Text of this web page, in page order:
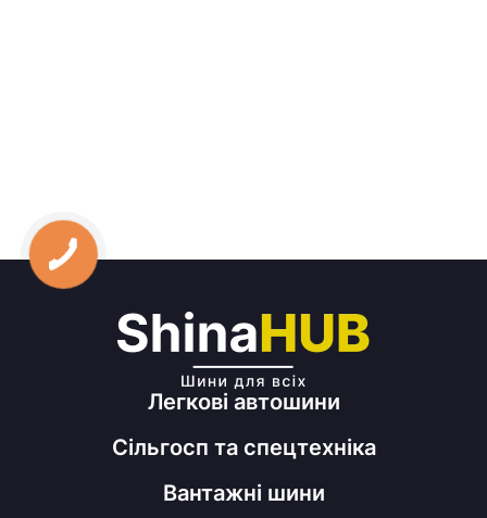
Легкові автошини
Сільгосп та спецтехніка
Вантажні шини